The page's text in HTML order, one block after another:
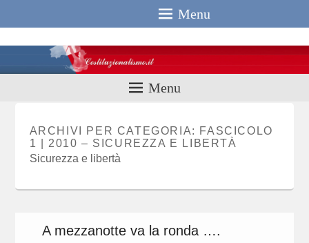
Menu
Menu
ARCHIVI PER CATEGORIA: FASCICOLO
1 | 2010 – SICUREZZA E LIBERTÀ
Sicurezza e libertà
A mezzanotte va la ronda ….